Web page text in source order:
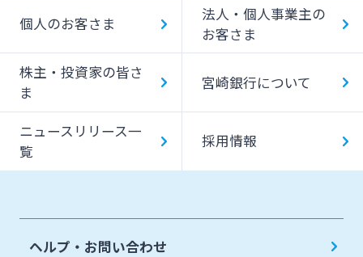
キャッシング提携先
一日あたりのご利用限度額
ATM Operation Guide
個人のお客さま
法人・個人事業主の
お客さま
株主・投資家の皆さ
ま
宮崎銀行について
ニュースリリース一
覧
採用情報
ヘルプ・お問い合わせ